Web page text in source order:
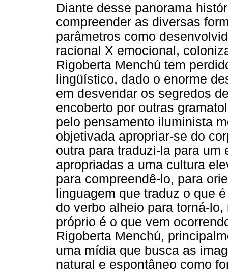
Diante desse panorama
compreender as diversas
parâmetros como
racional X emocional,
Rigoberta Menchú tem
lingüístico, dado o enorme
em desvendar os segredos
encoberto por outras
pelo pensamento iluminista
objetivada apropriar-se do
outra para traduzi-la para
apropriadas a uma cultura
para compreendê-lo, para
linguagem que traduz o que
do verbo alheio para torná-
próprio é o que vem
Rigoberta Menchú,
uma mídia que busca as
natural e espontâneo como